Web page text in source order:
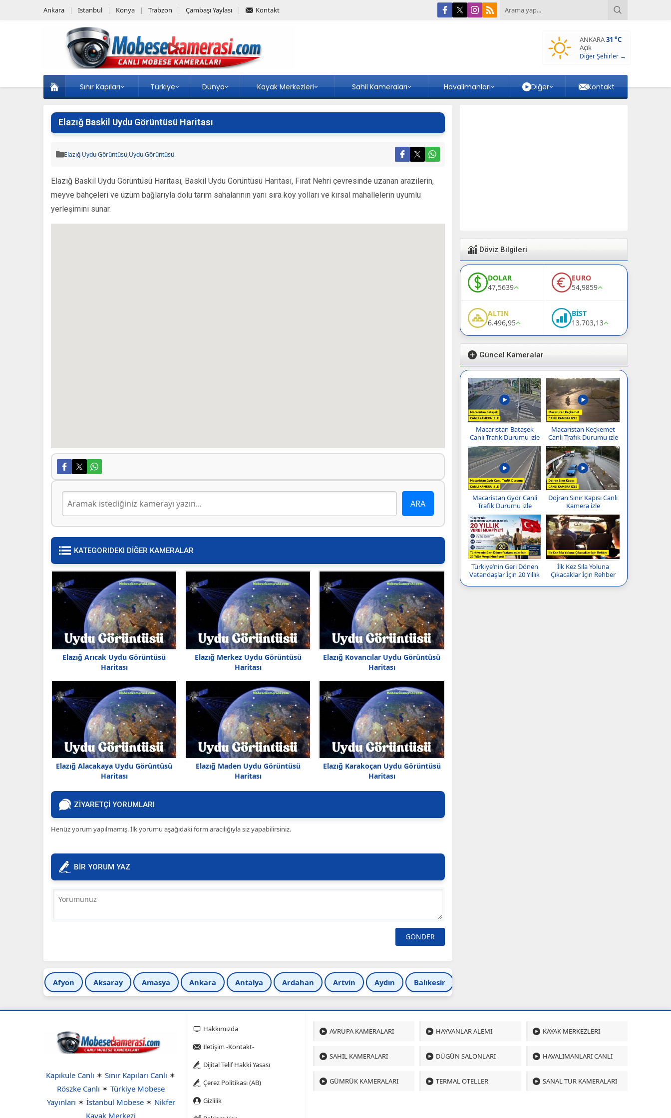
Ankara Istanbul Konya Trabzon Çambaşı Yaylası Kontakt
ANKARA31 °C
Açık
Diğer Şehirler →
Sınır Kapıları Türkiye Dünya Kayak Merkezleri Sahil Kameraları Havalimanları Diğer Kontakt
Elazığ Baskil Uydu Görüntüsü Haritası
Elazığ Uydu Görüntüsü,Uydu Görüntüsü
Elazığ Baskil Uydu Görüntüsü Haritası, Baskil Uydu Görüntüsü Haritası, Fırat Nehri çevresinde uzanan arazilerin,
meyve bahçeleri ve üzüm bağlarıyla dolu tarım sahalarının yanı sıra köy yolları ve kırsal mahallelerin uyumlu
yerleşimini sunar.
KATEGORIDEKI DİĞER KAMERALAR
Elazığ Arıcak Uydu Görüntüsü
Haritası
Elazığ Merkez Uydu Görüntüsü
Haritası
Elazığ Kovancılar Uydu Görüntüsü
Haritası
Elazığ Alacakaya Uydu Görüntüsü
Haritası
Elazığ Maden Uydu Görüntüsü
Haritası
Elazığ Karakoçan Uydu Görüntüsü
Haritası
ZİYARETÇİ YORUMLARI
Henüz yorum yapılmamış. İlk yorumu aşağıdaki form aracılığıyla siz yapabilirsiniz.
BİR YORUM YAZ
Afyon Aksaray Amasya Ankara Antalya Ardahan Artvin Aydın Balıkesir
Döviz Bilgileri
DOLAR
47,5639
EURO
54,9859
ALTIN
6.496,95
BİST
13.703,13
Güncel Kameralar
Macaristan Bataşek
Canlı Trafik Durumu izle
Macaristan Keçkemet
Canlı Trafik Durumu izle
Macaristan Györ Canli
Trafik Durumu izle
Dojran Sınır Kapısı Canlı
Kamera izle
Türkiye’nin Geri Dönen
Vatandaşlar İçin 20 Yıllık
İlk Kez Sıla Yoluna
Çıkacaklar İçin Rehber
Kapıkule Canlı ✶ Sınır Kapıları Canlı ✶
Röszke Canlı ✶ Türkiye Mobese
Yayınları ✶ İstanbul Mobese✶ Nikfer
Kayak Merkezi
Hakkımızda
Iletişim -Kontakt-
Dijital Telif Hakki Yasası
Çerez Politikası (AB)
Gizlilik
AVRUPA KAMERALARI HAYVANLAR ALEMI KAYAK MERKEZLERI
SAHIL KAMERALARI DÜGÜN SALONLARI HAVALIMANLARI CANLI
GÜMRÜK KAMERALARI TERMAL OTELLER SANAL TUR KAMERALARI